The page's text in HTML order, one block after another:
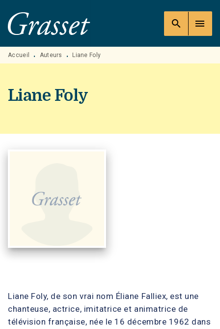
MENU RECHERCHE
PIED DE PAGE
search menu
Accueil • Auteurs • Liane Foly
Liane Foly
Liane Foly, de son vrai nom Éliane Falliex, est une
chanteuse, actrice, imitatrice et animatrice de
télévision française, née le 16 décembre 1962 dans